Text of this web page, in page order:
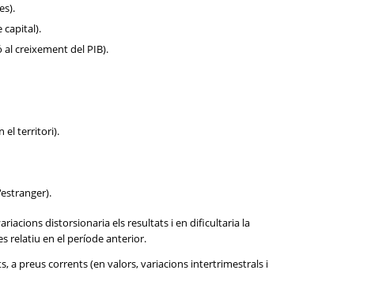
capital).
creixement del PIB).
el territori).
distorsionaria els resultats i en dificultaria la
relatiu en el període anterior.
a preus corrents (en valors, variacions intertrimestrals i